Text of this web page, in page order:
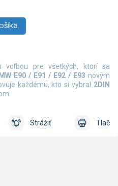
pre všetkých, ktorí sa
E90 / E91 / E92 / E93 novým
každému, kto si vybral 2DIN
Tlač
Strážiť